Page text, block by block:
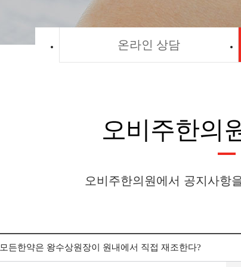
온라인 상담
오비주한의
오비주한의원에서 공지사항
모든한약은 왕수상원장이 원내에서 직접 재조한다?